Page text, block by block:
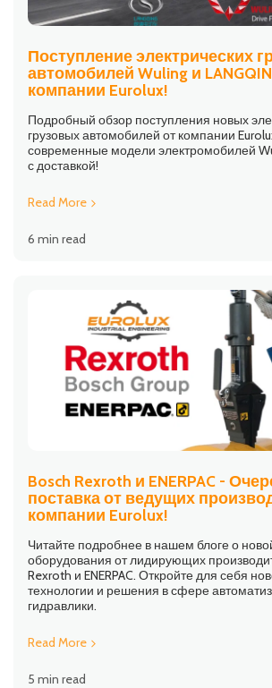
Поступление электрических
автомобилей Wuling и
компании Eurolux!
Подробный обзор поступления новых
грузовых автомобилей от компании
современные модели электромобилей
с доставкой!
Read More
6 min read
Bosch Rexroth и ENERPAC -
поставка от ведущих
компании Eurolux!
Читайте подробнее в нашем блоге о
оборудования от лидирующих
Rexroth и ENERPAC. Откройте для себя
технологии и решения в сфере
гидравлики.
Read More
5 min read